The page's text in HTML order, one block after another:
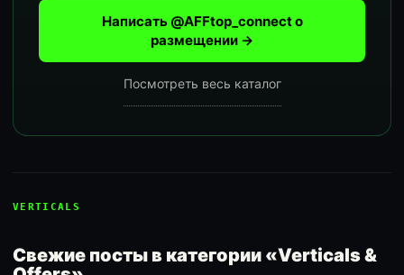
Написать @AFFtop_connect о
размещении →
Посмотреть весь каталог
VERTICALS
Свежие посты в категории «Verticals &